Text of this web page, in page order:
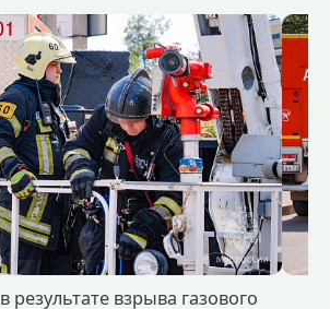
в результате взрыва газового